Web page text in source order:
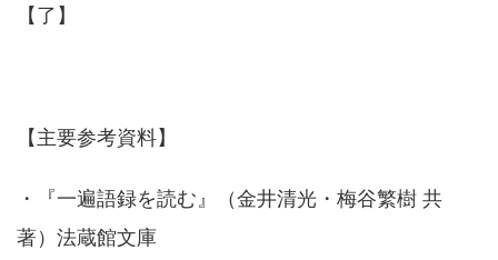
【了】
【主要参考資料】
・『一遍語録を読む』（金井清光・梅谷繁樹 共
著）法蔵館文庫